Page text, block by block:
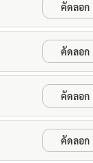
คัดลอก
คัดลอก
คัดลอก
คัดลอก